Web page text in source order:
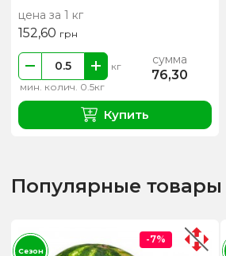
цена за 1 кг
152,60 грн
мин. колич. 0.5кг
кг сумма
76,30
Купить
Популярные товары
-7%
Сезон